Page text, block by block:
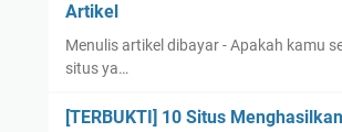
Artikel
Menulis artikel dibayar - Apakah kamu
situs ya…
[TERBUKTI] 10 Situs